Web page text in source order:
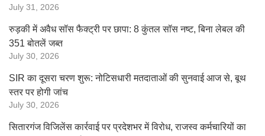
July 31, 2026
रुड़की में अवैध सॉस फैक्ट्री पर छापा: 8 कुंतल सॉस नष्ट, बिना लेबल की
351 बोतलें जब्त
July 30, 2026
SIR का दूसरा चरण शुरू: नोटिसधारी मतदाताओं की सुनवाई आज से, बूथ
स्तर पर होगी जांच
July 30, 2026
सितारगंज विजिलेंस कार्रवाई पर प्रदेशभर में विरोध, राजस्व कर्मचारियों का